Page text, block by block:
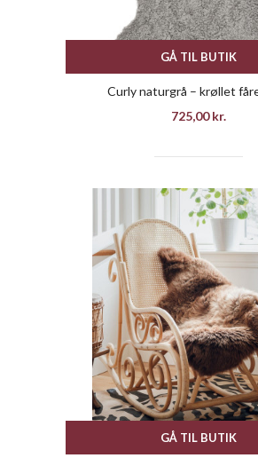
GÅ TIL BUTIK
Curly naturgrå – krøllet
725,00kr.
GÅ TIL BUTIK